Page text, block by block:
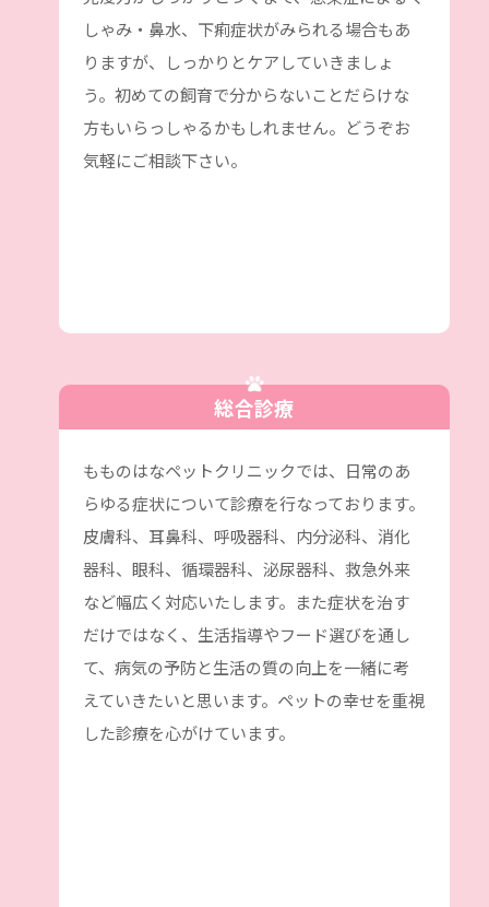
しゃみ・鼻水、下痢症状がみられる場合もあ
りますが、しっかりとケアしていきましょ
う。初めての飼育で分からないことだらけな
方もいらっしゃるかもしれません。どうぞお
気軽にご相談下さい。
総合診療
もものはなペットクリニックでは、日常のあ
らゆる症状について診療を行なっております。
皮膚科、耳鼻科、呼吸器科、内分泌科、消化
器科、眼科、循環器科、泌尿器科、救急外来
など幅広く対応いたします。また症状を治す
だけではなく、生活指導やフード選びを通し
て、病気の予防と生活の質の向上を一緒に考
えていきたいと思います。ペットの幸せを重視
した診療を心がけています。